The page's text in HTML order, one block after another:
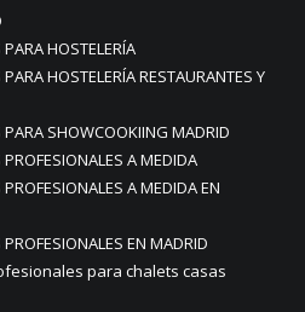
HOSTELERÍA
HOSTELERÍA RESTAURANTES Y
PARA SHOWCOOKIING MADRID
A MEDIDA
A MEDIDA EN
EN MADRID
para chalets casas